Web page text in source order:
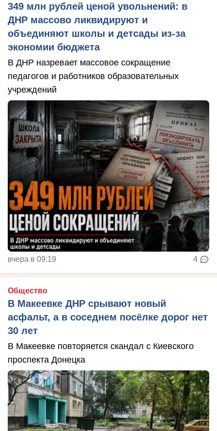
349 млн рублей ценой увольнений: в
ДНР массово ликвидируют и
объединяют школы и детсады из-за
экономии бюджета
В ДНР назревает массовое сокращение
педагогов и работников образовательных
учреждений
вчера в 09:19 4
Общество
В Макеевке ДНР срывают новый
асфальт, а в соседнем посёлке дорог нет
30 лет
В Макеевке повторяется скандал с Киевского
проспекта Донецка